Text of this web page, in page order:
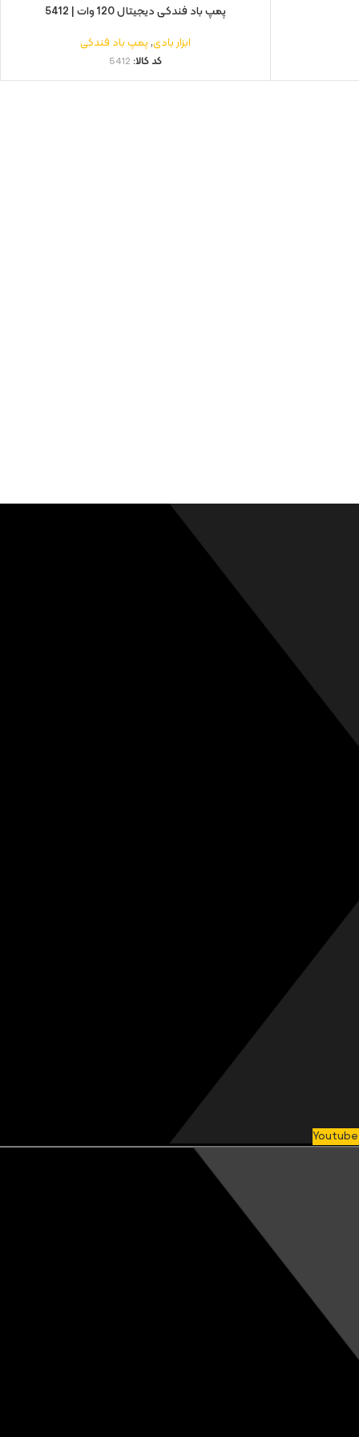
پمپ باد فندکی دیجیتال 120 وات | 5412
ابزار بادی,پمپ باد فندکی
کد کالا: 5412
Youtube